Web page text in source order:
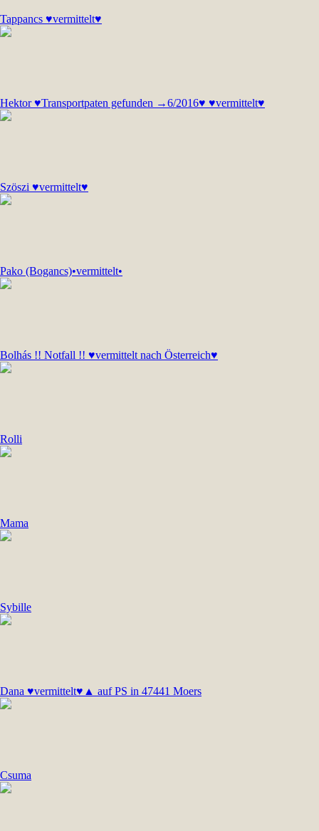
Tappancs ♥vermittelt♥
Hektor ♥Transportpaten gefunden →6/2016♥ ♥vermittelt♥
Szöszi ♥vermittelt♥
Pako (Bogancs)•vermittelt•
Bolhás !! Notfall !! ♥vermittelt nach Österreich♥
Rolli
Mama
Sybille
Dana ♥vermittelt♥▲ auf PS in 47441 Moers
Csuma